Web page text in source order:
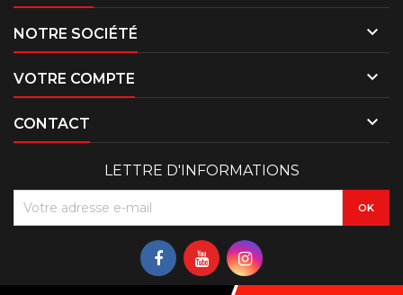
NOTRE SOCIÉTÉ 
VOTRE COMPTE 
CONTACT 
LETTRE D'INFORMATIONS